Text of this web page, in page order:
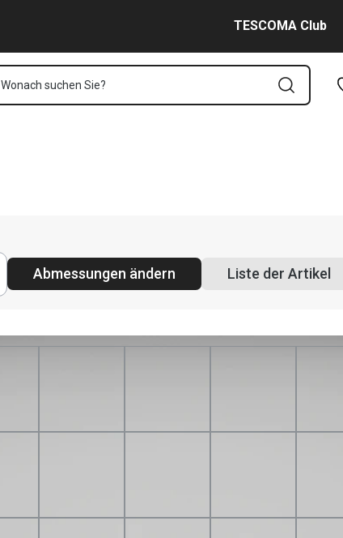
TESCOMA Club
Wonach suchen Sie?
Abmessungen ändern Liste der Artikel